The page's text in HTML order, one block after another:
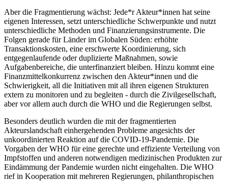
Aber die Fragmentierung wächst: Jede*r Akteur*innen hat seine
eigenen Interessen, setzt unterschiedliche Schwerpunkte und nutzt
unterschiedliche Methoden und Finanzierungsinstrumente. Die
Folgen gerade für Länder im Globalen Süden: erhöhte
Transaktionskosten, eine erschwerte Koordinierung, sich
entgegenlaufende oder duplizierte Maßnahmen, sowie
Aufgabenbereiche, die unterfinanziert bleiben. Hinzu kommt eine
Finanzmittelkonkurrenz zwischen den Akteur*innen und die
Schwierigkeit, all die Initiativen mit all ihren eigenen Strukturen
extern zu monitoren und zu begleiten - durch die Zivilgesellschaft,
aber vor allem auch durch die WHO und die Regierungen selbst.
Besonders deutlich wurden die mit der fragmentierten
Akteurslandschaft einhergehenden Probleme angesichts der
unkoordinierten Reaktion auf die COVID-19-Pandemie. Die
Vorgaben der WHO für eine gerechte und effiziente Verteilung von
Impfstoffen und anderen notwendigen medizinischen Produkten zur
Eindämmung der Pandemie wurden nicht eingehalten. Die WHO
rief in Kooperation mit mehreren Regierungen, philanthropischen